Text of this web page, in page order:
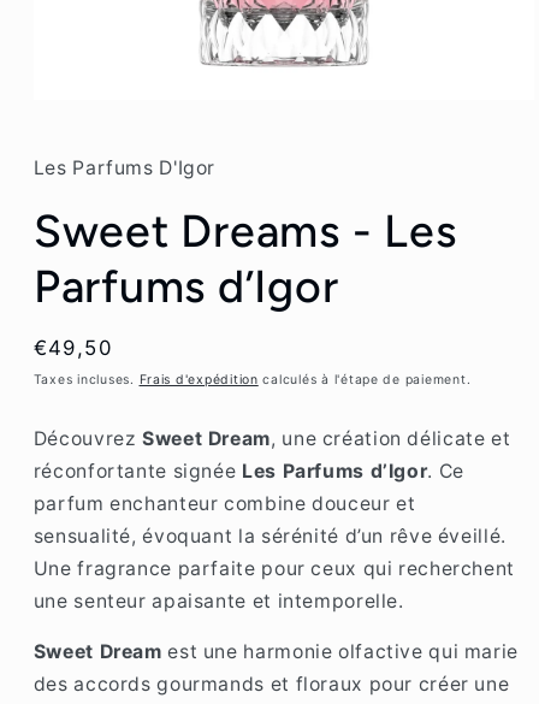
1
dans
fenêtre
modale
Les Parfums D'Igor
Sweet Dreams - Les
Parfums d’Igor
Prix
habituel
€49,50
Taxes incluses. Frais d'expédition calculés à l'étape de paiement.
DécouvrezSweet Dream, une création délicate et
réconfortante signée Les Parfums d’Igor. Ce
parfum enchanteur combine douceur et
sensualité, évoquant la sérénité d’un rêve éveillé.
Une fragrance parfaite pour ceux qui recherchent
une senteur apaisante et intemporelle.
Sweet Dream est une harmonie olfactive qui marie
des accords gourmands et floraux pour créer une